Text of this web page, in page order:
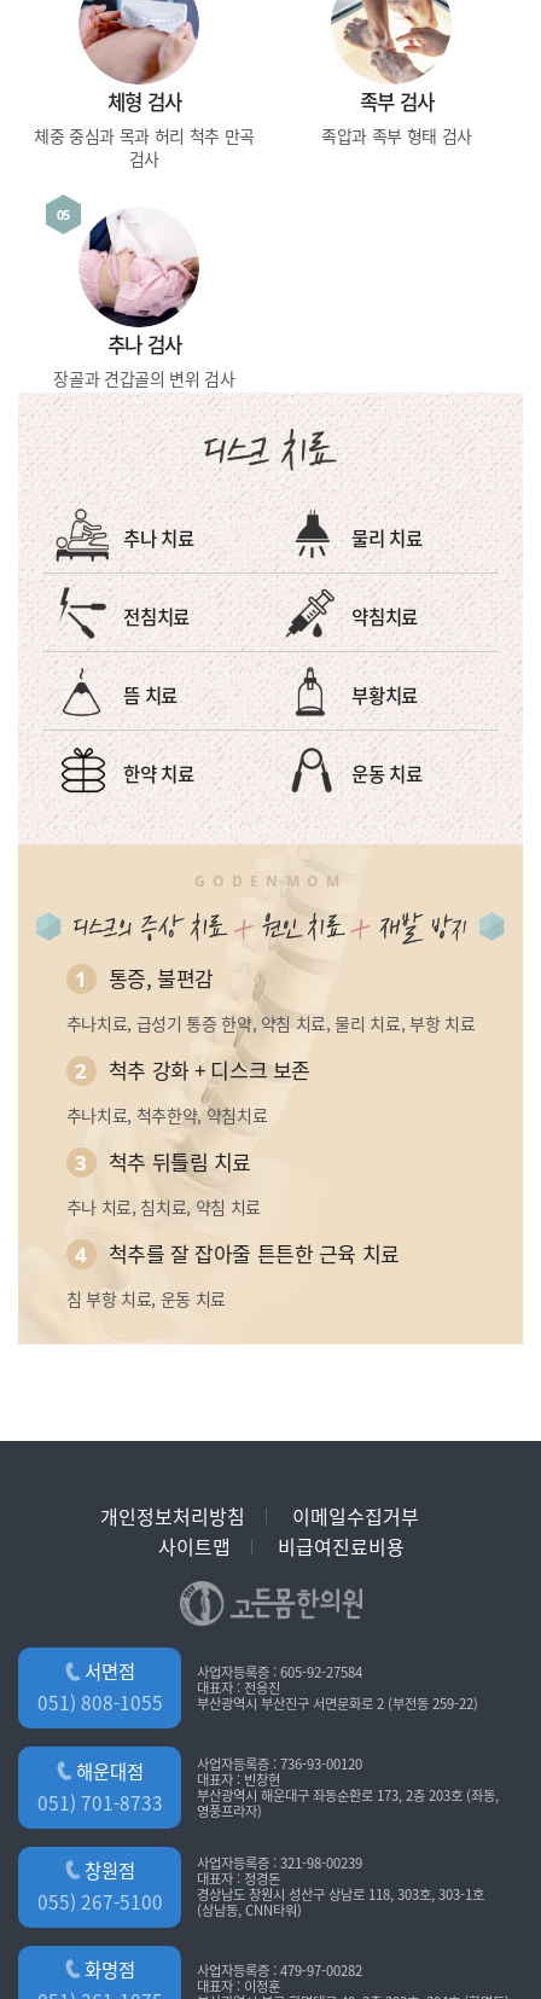
체형 검사
체중 중심과 목과 허리 척추 만곡
검사
족부 검사
족압과 족부 형태 검사
05
추나 검사
장골과 견갑골의 변위 검사
추나 치료 물리 치료
전침치료 약침치료
뜸 치료 부황치료
한약 치료 운동 치료
GODENMOM
1 통증, 불편감
추나치료, 급성기 통증 한약, 약침 치료, 물리 치료, 부항 치료
2 척추 강화 + 디스크 보존
추나치료, 척추한약, 약침치료
3 척추 뒤틀림 치료
추나 치료, 침치료, 약침 치료
4 척추를 잘 잡아줄 튼튼한 근육 치료
침 부항 치료, 운동 치료
개인정보처리방침
이메일수집거부
사이트맵
비급여진료비용
서면점
051) 808-1055
사업자등록증 : 605-92-27584
대표자 : 전응진
부산광역시 부산진구 서면문화로 2 (부전동 259-22)
해운대점
051) 701-8733
사업자등록증 : 736-93-00120
대표자 : 빈창현
부산광역시 해운대구 좌동순환로 173, 2층 203호 (좌동,
영풍프라자)
창원점
055) 267-5100
사업자등록증 : 321-98-00239
대표자 : 정경돈
경상남도 창원시 성산구 상남로 118, 303호, 303-1호
(상남동, CNN타워)
화명점
사업자등록증 : 479-97-00282
대표자 : 이정훈